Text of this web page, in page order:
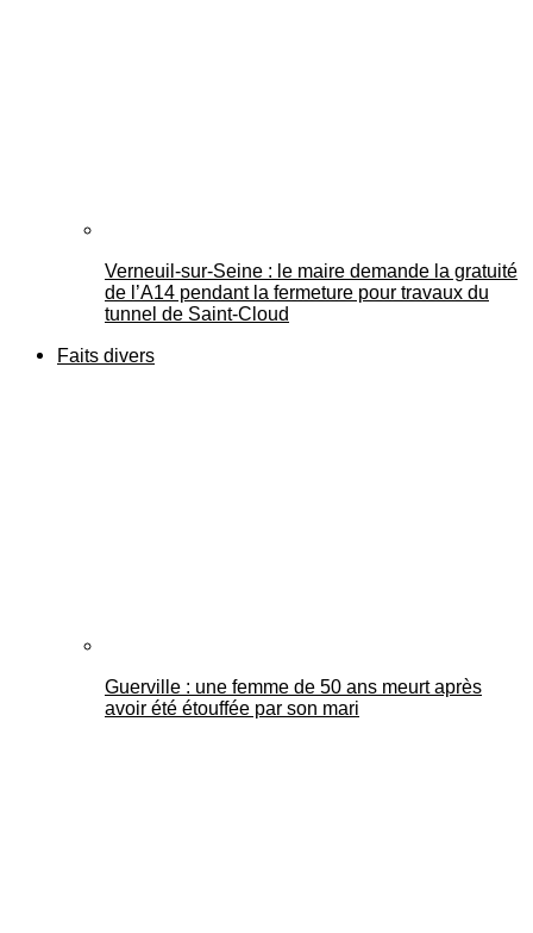
Verneuil-sur-Seine : le maire demande la gratuité
de l’A14 pendant la fermeture pour travaux du
tunnel de Saint-Cloud
Faits divers
Guerville : une femme de 50 ans meurt après
avoir été étouffée par son mari